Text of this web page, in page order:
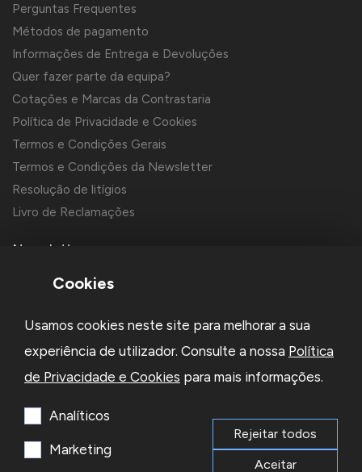
Perguntas Frequentes
Métodos de pagamento
Informações de Entrega e Devoluções
Quer fazer parte da equipa?
Cotações e Marcas da Contrastaria
Política de Privacidade e Cookies
Termos e Condições Gerais
Termos e Condições da Newsletter
Resolução de litígios
Livro de Reclamações
Newsletter
Li e aceito aPolítica de Privacidadee os Termos e Condições
Subscrever
Cookies
Usamos cookies neste site para melhorar a sua
experiência de utilizador. Consulte a nossa Política
de Privacidade e Cookies para mais informações.
Analíticos
Marketing
Rejeitar todos
Aceitar